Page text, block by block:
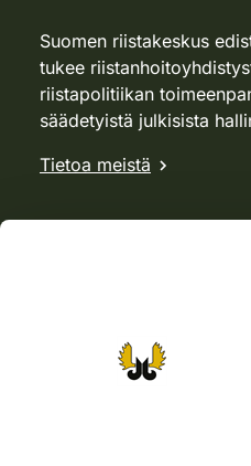
Suomen riistakeskus
tukee
riistapolitiikan
säädetyistä julkisista
Tietoa meistä